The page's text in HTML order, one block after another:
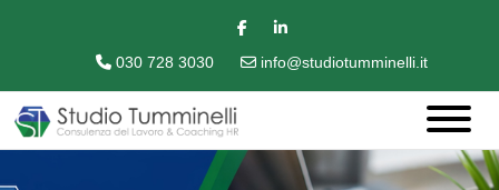
030 728 3030 info@studiotumminelli.it